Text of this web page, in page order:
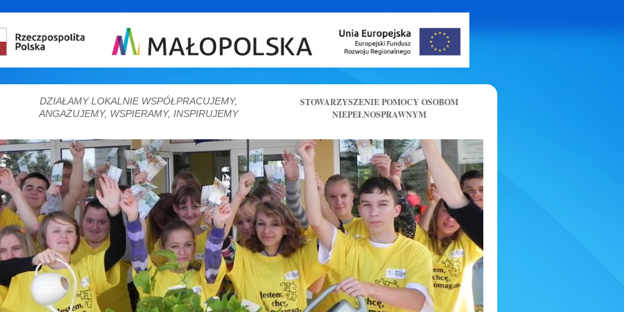
STOWARZYSZENIE POMOCY OSOBOM
NIEPEŁNOSPRAWNYM
DZIAŁAMY LOKALNIE WSPÓŁPRACUJEMY,
ANGAŻUJEMY, WSPIERAMY, INSPIRUJEMY